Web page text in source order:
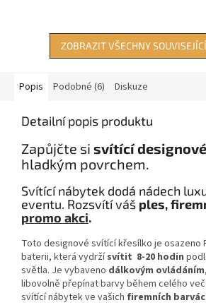
ZOBRAZIT VŠECHNY
Popis Podobné (6) Diskuze
Detailní popis produktu
Zapůjčte si svítící
hladkým povrchem.
Svítící nábytek dodá nádech
eventu. Rozsvítí váš ples,
promo akci.
Toto designové svítící křesílko je osazeno
baterii, která vydržísvítit 8-20 hodin
světla. Je vybaveno dálkovým ovládáním
libovolně přepínat barvy během celého
svítící nábytek ve vašich firemních